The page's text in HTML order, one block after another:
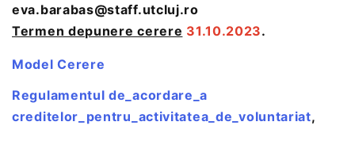
eva.barabas@staff.utcluj.ro
Termen depunere cerere 31.10.2023.
Model Cerere
Regulamentul de_acordare_a
creditelor_pentru_activitatea_de_voluntariat,